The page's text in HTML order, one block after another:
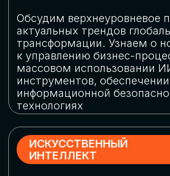
Выясним, как в наши дни уверенно
защищать свой бизнес от киберугроз
РОБОТИЗАЦИЯ
Узнаем, в каких отраслях ИИ
«материализуется», какие роботы
решают сложные бизнес-задачи, а где
только обсуждают концепции
роботизации и потенциальные бюджеты
на тестирование образцов